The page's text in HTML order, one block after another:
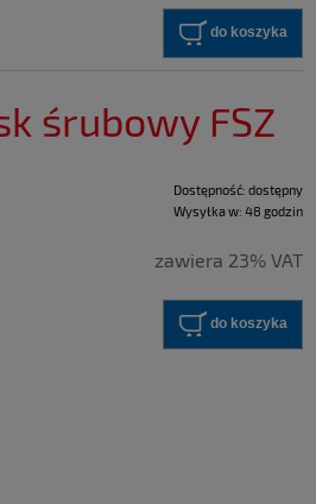
do koszyka
śrubowy FSZ
Dostępność: dostępny
Wysyłka w: 48 godzin
zawiera 23% VAT
do koszyka